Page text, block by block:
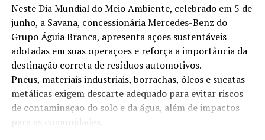
anos, com 80 unidades que facilitam o financiamento do
crédito rural para os produtores em 23 estados do país.
Informações à imprensa:
Lucky Comunicação Integrada
Kaísa Romagnoli
Tel.: (11) 96579-2062
kaisa@luckyassessoria.com.br
Neste Dia Mundial do Meio Ambiente, celebrado em 5 de
junho, a Savana, concessionária Mercedes-Benz do
Grupo Águia Branca, apresenta ações sustentáveis
adotadas em suas operações e reforça a importância da
destinação correta de resíduos automotivos.
Pneus, materiais industriais, borrachas, óleos e sucatas
metálicas exigem descarte adequado para evitar riscos
de contaminação do solo e da água, além de impactos
para as comunidades.